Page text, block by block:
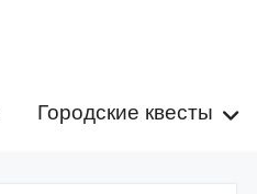
Городские квесты